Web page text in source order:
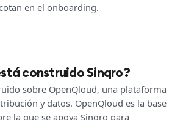
en el onboarding.
construido Sinqro?
sobre OpenQloud, una plataforma
y datos. OpenQloud es la base
la que se apoya Sinqro para